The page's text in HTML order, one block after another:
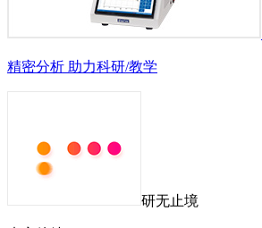
精密分析 助力科研/教学
研无止境